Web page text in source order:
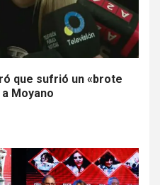
que sufrió un «brote
Moyano